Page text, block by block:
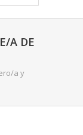
A DE
a y